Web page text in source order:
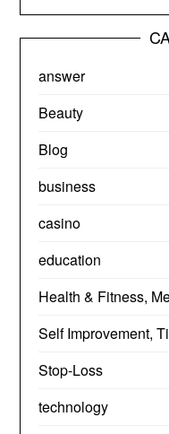
answer
Beauty
Blog
business
casino
education
Health & Fitness,
Self Improvement,
Stop-Loss
technology